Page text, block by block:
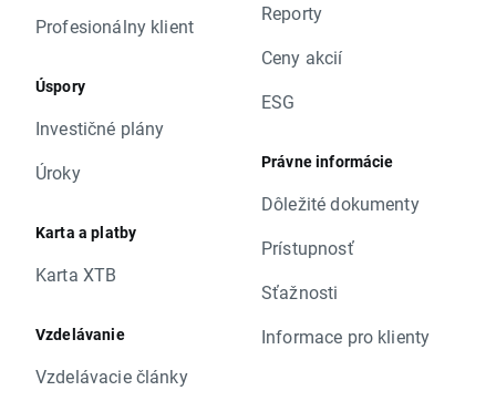
Profesionálny klient
Úspory
Investičné plány
Úroky
Karta a platby
Karta XTB
Vzdelávanie
Vzdelávacie články
Reporty
Ceny akcií
ESG
Právne informácie
Dôležité dokumenty
Prístupnosť
Sťažnosti
Informace pro klienty